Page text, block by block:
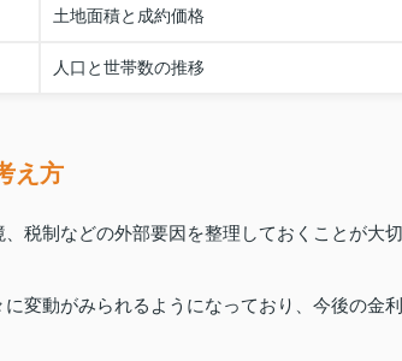
土地面積と成約価格
人口と世帯数の推移
え方
税制などの外部要因を整理しておくことが大切
変動がみられるようになっており、今後の金利